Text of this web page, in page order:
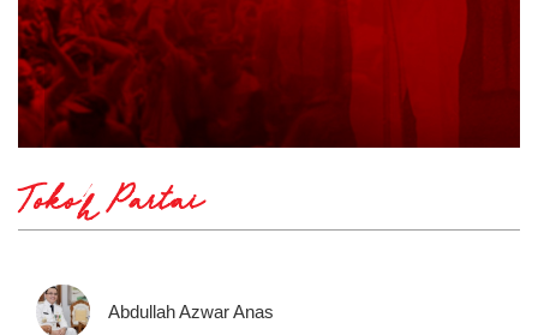
Tokoh Partai
Abdullah Azwar Anas